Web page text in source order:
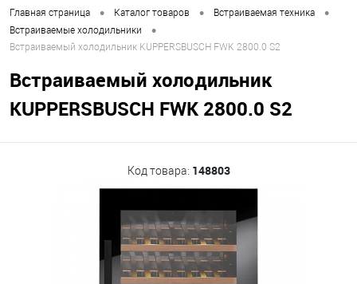
Главная страница • Каталог товаров • Встраиваемая техника •
Встраиваемые холодильники •
Встраиваемый холодильник KUPPERSBUSCH FWK 2800.0 S2
Встраиваемый холодильник
KUPPERSBUSCH FWK 2800.0 S2
Код товара: 148803